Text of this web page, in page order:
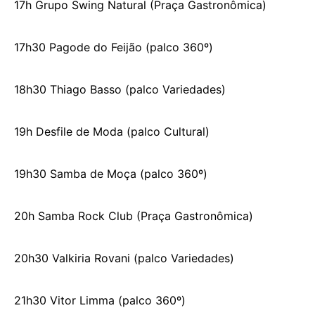
17h Grupo Swing Natural (Praça Gastronômica)
17h30 Pagode do Feijão (palco 360º)
18h30 Thiago Basso (palco Variedades)
19h Desfile de Moda (palco Cultural)
19h30 Samba de Moça (palco 360º)
20h Samba Rock Club (Praça Gastronômica)
20h30 Valkiria Rovani (palco Variedades)
21h30 Vitor Limma (palco 360º)